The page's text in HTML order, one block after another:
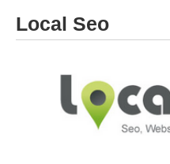
Local Seo